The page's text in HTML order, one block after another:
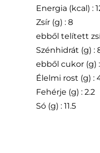
Energia (kcal) :
Zsír (g) : 8
ebből telített
Szénhidrát (g) :
ebből cukor (g)
Élelmi rost (g) :
Fehérje (g) : 2.2
Só (g) : 11.5